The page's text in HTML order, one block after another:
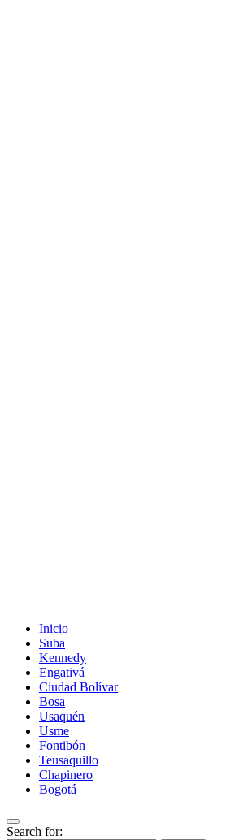
Inicio
Suba
Kennedy
Engativá
Ciudad Bolívar
Bosa
Usaquén
Usme
Fontibón
Teusaquillo
Chapinero
Bogotá
Search for: